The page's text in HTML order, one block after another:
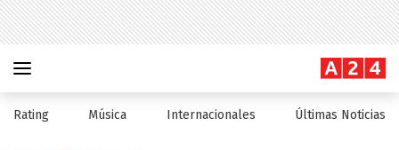
Rating Música Internacionales Últimas Noticias